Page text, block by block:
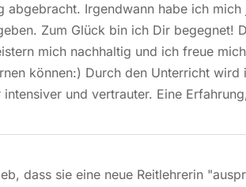
abgebracht. Irgendwann habe ich
Zum Glück bin ich Dir begegnet!
mich nachhaltig und ich freue
können:) Durch den Unterricht wird
und vertrauter. Eine
dass sie eine neue Reitlehrerin